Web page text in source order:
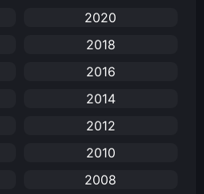
2020
2018
2016
2014
2012
2010
2008